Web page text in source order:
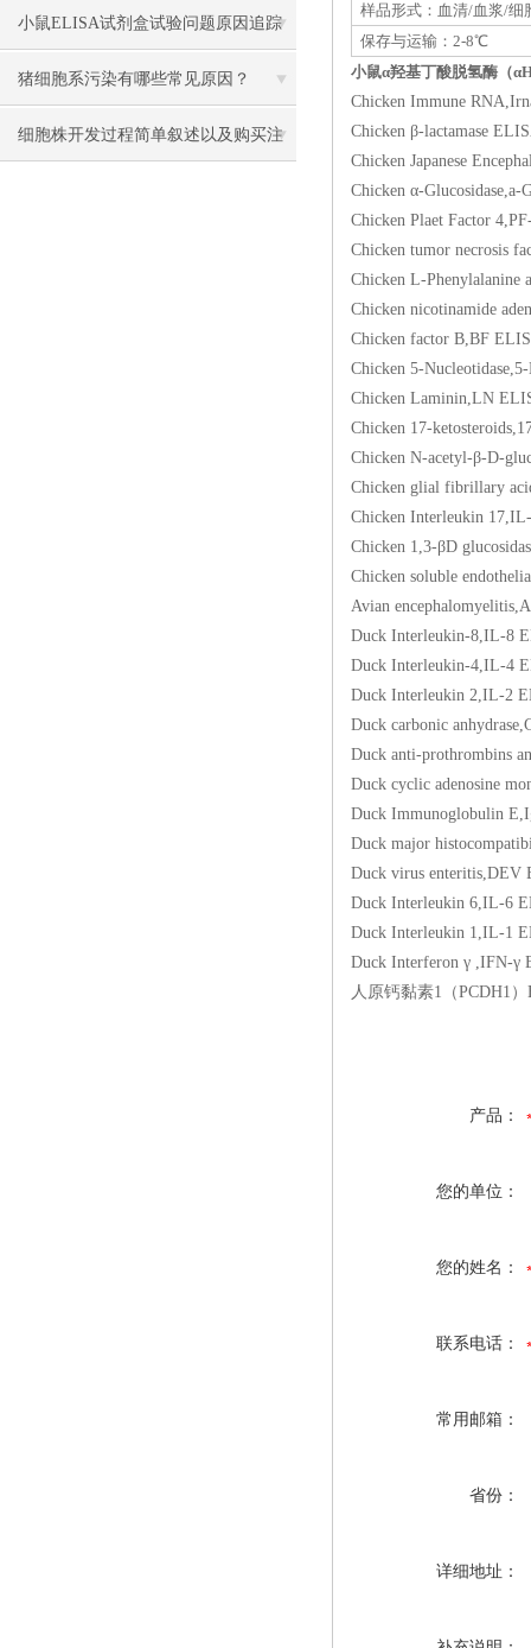
小鼠ELISA试剂盒试验问题原因追踪
猪细胞系污染有哪些常见原因？
细胞株开发过程简单叙述以及购买注
样品形式：血清/血浆/细
保存与运输：2-8℃
小鼠α羟基丁酸脱氢酶（
Chicken Immune
Chicken β-lactamase
Chicken Japanese
Chicken α-
Chicken Plaet Factor
Chicken tumor necrosis
Chicken L-
Chicken nicotinamide
Chicken factor B,BF
Chicken 5-
Chicken Laminin,LN
Chicken 17-
Chicken N-acetyl-β-D-
Chicken glial fibrillary
Chicken Interleukin
Chicken 1,3-βD
Chicken soluble
Avian
Duck Interleukin-8,IL-8
Duck Interleukin-4,IL-4
Duck Interleukin 2,IL-2
Duck carbonic
Duck anti-prothrombins
Duck cyclic adenosine
Duck Immunoglobulin
Duck major
Duck virus
Duck Interleukin 6,IL-6
Duck Interleukin 1,IL-1
Duck Interferon γ ,IFN-
人原钙黏素1（PCDH1
产品：
您的单位：
您的姓名：
联系电话：
常用邮箱：
省份：
详细地址：